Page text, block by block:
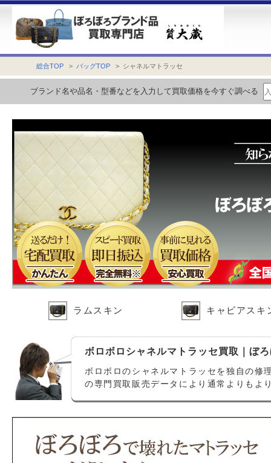
総合TOP > バッグTOP > シャネルマトラッセ
ブランド名や品名・型番などを入力して買取価格を今すぐ調べる
ラムスキン キャビアスキ
ボロボロシャネルマトラッセ買取｜ぼ
ボロボロのシャネルマトラッセを独自の修
の専門買取販売データにより通常よりもよ